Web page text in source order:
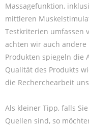
Massagefunktion,
mittleren
Testkriterien umfassen
achten wir auch andere
Produkten spiegeln die
Qualität des Produkts
die Recherchearbeit
Als kleiner Tipp, falls
Quellen sind, so